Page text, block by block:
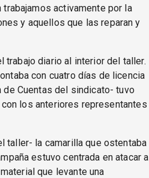
activamente por la
y aquellos que las reparan y
trabajo diario al interior del taller.
con cuatro días de licencia
Cuentas del sindicato- tuvo
los anteriores representantes
taller- la camarilla que ostentaba
estuvo centrada en atacar a
que levante una